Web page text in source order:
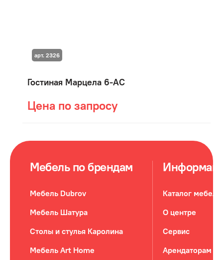
Гостиная Марцела 6-АС
Цена по запросу
арт. 2326
Мебель по брендам
Мебель Dubrov
Мебель Шатура
Столы и стулья Каролина
Мебель Art Home
Каталог мебели
О центре
Сервис
Арендаторам